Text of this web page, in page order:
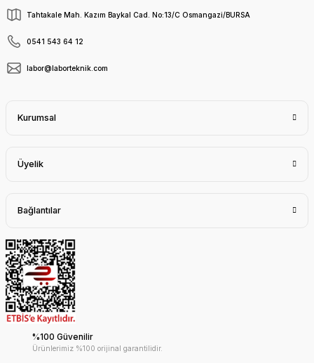
Tahtakale Mah. Kazım Baykal Cad. No:13/C Osmangazi/BURSA
0541 543 64 12
labor@laborteknik.com
Kurumsal
Üyelik
Bağlantılar
%100 Güvenilir
Ürünlerimiz %100 orijinal garantilidir.